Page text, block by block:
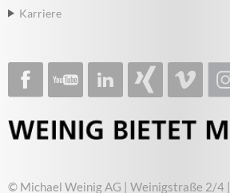
Karriere
© Michael Weinig AG | Weinigstraße 2/4 |